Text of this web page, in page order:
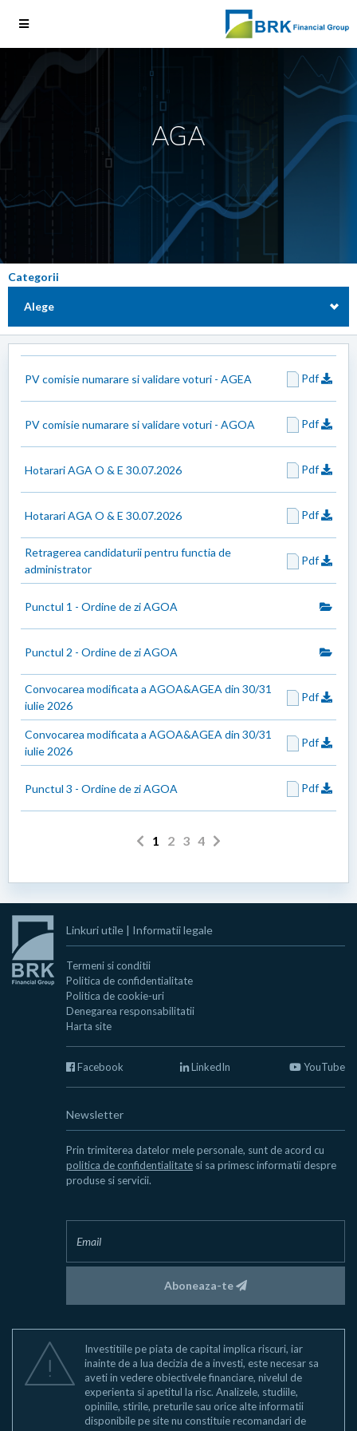
AGA
Categorii
Alege
PV comisie numarare si validare voturi - AGEA Pdf
PV comisie numarare si validare voturi - AGOA Pdf
Hotarari AGA O & E 30.07.2026 Pdf
Hotarari AGA O & E 30.07.2026 Pdf
Retragerea candidaturii pentru functia de
administrator
Pdf
Punctul 1 - Ordine de zi AGOA
Punctul 2 - Ordine de zi AGOA
Convocarea modificata a AGOA&AGEA din 30/31
iulie 2026
Pdf
Convocarea modificata a AGOA&AGEA din 30/31
iulie 2026
Pdf
Punctul 3 - Ordine de zi AGOA Pdf
1 2 3 4
Linkuri utile | Informatii legale
Termeni si conditii
Politica de confidentialitate
Politica de cookie-uri
Denegarea responsabilitatii
Harta site
Facebook LinkedIn YouTube
Newsletter
Prin trimiterea datelor mele personale, sunt de acord cu
politica de confidentialitate si sa primesc informatii despre
produse si servicii.
Aboneaza-te
Investitiile pe piata de capital implica riscuri, iar
inainte de a lua decizia de a investi, este necesar sa
aveti in vedere obiectivele financiare, nivelul de
experienta si apetitul la risc. Analizele, studiile,
opiniile, stirile, preturile sau orice alte informatii
disponibile pe site nu constituie recomandari de